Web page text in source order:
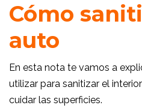
Cómo
auto
En esta nota te vamos a
utilizar para sanitizar el
cuidar las superficies.